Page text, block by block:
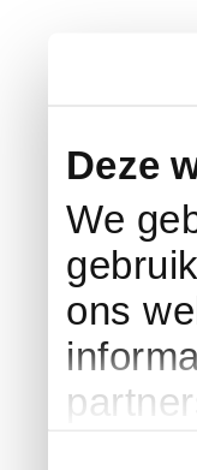
Deze
We
ons